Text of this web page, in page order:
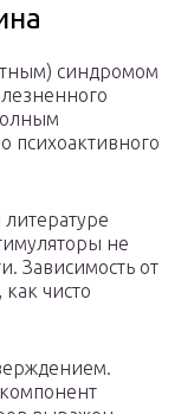
синдромом
психоактивного
не
Зависимость от
чисто